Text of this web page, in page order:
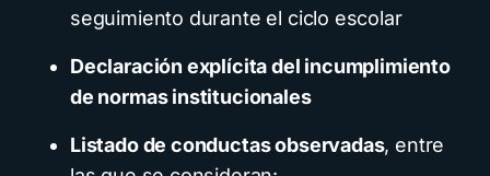
seguimiento durante el ciclo escolar
Declaración explícita del incumplimiento
de normas institucionales
Listado de conductas observadas, entre